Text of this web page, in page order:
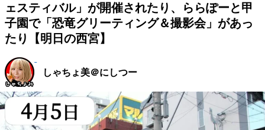
ェスティバル」が開催されたり、ららぽーと甲
子園で「恐竜グリーティング＆撮影会」があっ
たり【明日の西宮】
しゃちょ美＠にしつー